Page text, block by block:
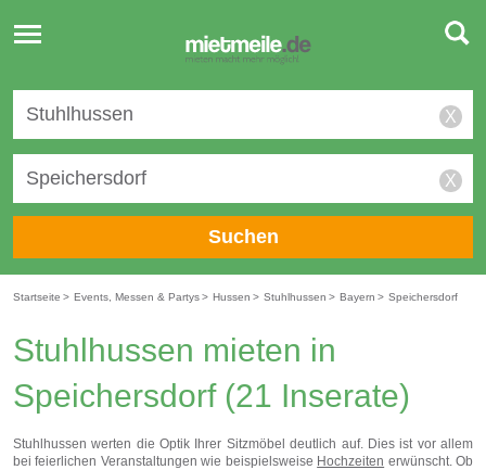
Toggle
navigation
X
X
Suchen
Startseite > Events, Messen & Partys> Hussen > Stuhlhussen > Bayern > Speichersdorf
Stuhlhussen mieten in
Speichersdorf(21 Inserate)
Stuhlhussen werten die Optik Ihrer Sitzmöbel deutlich auf. Dies ist vor allem
bei feierlichen Veranstaltungen wie beispielsweise Hochzeiten erwünscht. Ob